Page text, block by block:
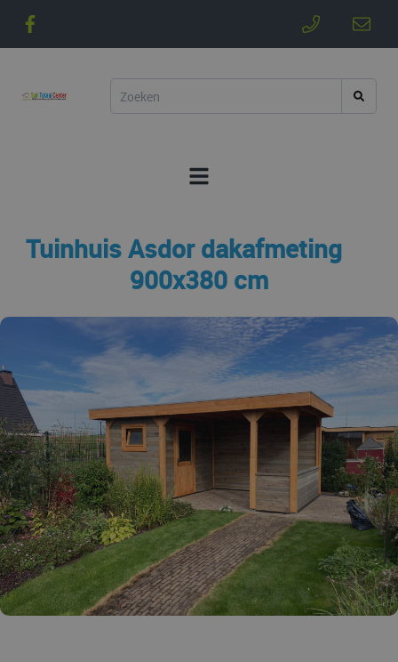
Tuinhuis Asdor dakafmeting
900x380 cm